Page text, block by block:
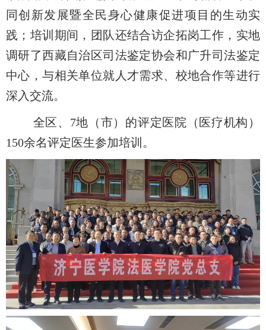
同创新发展暨全民身心健康促进项目 的生动实
践 ；培训期间，团队还结合访企拓岗工作，实地
调研了西藏自治区司法鉴定协会和广升司法鉴定
中心，与相关单位就人才需求、校地合作等进行
深入交流。
全区、 7地（市）的评定医院（医疗机构）
150余名评定医生参加培训。